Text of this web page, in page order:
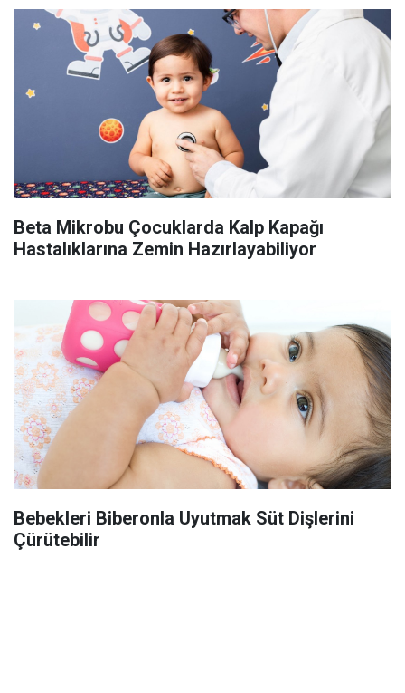
Beta Mikrobu Çocuklarda Kalp Kapağı
Hastalıklarına Zemin Hazırlayabiliyor
Bebekleri Biberonla Uyutmak Süt Dişlerini
Çürütebilir